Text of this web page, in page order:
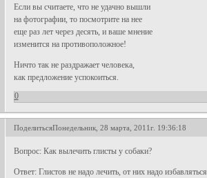
Если вы считаете, что не удачно вышли
на фотографии, то посмотрите на нее
еще раз лет через десять, и ваше мнение
изменится на противоположное!
Ничто так не раздражает человека,
как предложение успокоиться.
0
ПоделитьсяПонедельник, 28 марта, 2011г. 19:36:18
Вопрос: Как вылечить глисты у собаки?
Ответ: Глистов не надо лечить, от них надо избавляться.